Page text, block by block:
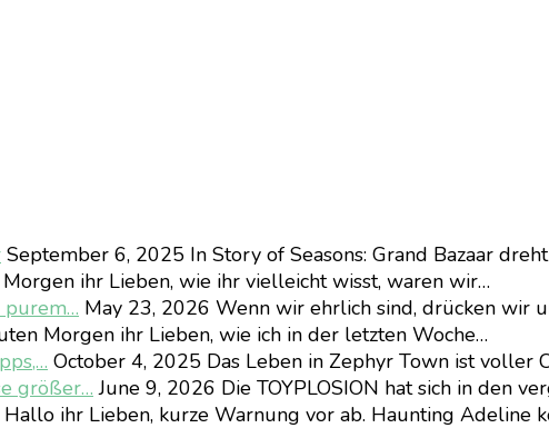
September 6, 2025 In Story of Seasons: Grand Bazaar
ihr Lieben, wie ihr vielleicht wisst, waren wir…
purem… May 23, 2026 Wenn wir ehrlich sind, drücken wir
Morgen ihr Lieben, wie ich in der letzten Woche…
October 4, 2025 Das Leben in Zephyr Town ist voller
größer… June 9, 2026 Die TOYPLOSION hat sich in den
Hallo ihr Lieben, kurze Warnung vor ab. Haunting Adeline